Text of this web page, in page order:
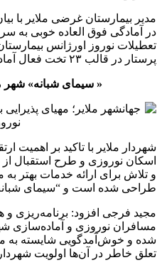
مدیر بیمارستان غرضی ملایر با
در آمادگی فوق العاده خوبی به
پرستار در قالب ۲۳ تخت فعال آماده خدمات رسانی است.
« سیمای شبانه» شهر
شهردار ملایر با تاکید بر اهمیت
اسکان نوروزی و طرح استقبال
و تلاش برای ارائه خدمات بهتر
طراحی شده است و “سیمای شبانه”
مجید فرجی افزود: برنامه‌ریزی و
شده و خوش‌آمدگویی شایسته به
تعلق خاطر در آن‌ها اولویت